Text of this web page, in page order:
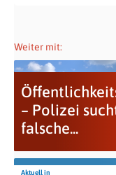
Weiter mit:
– Polizei
falsche...
Aktuell in